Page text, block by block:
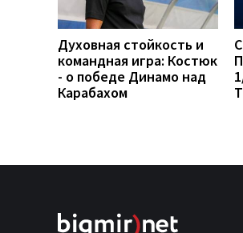
Духовная стойкость и
командная игра: Костюк
- о победе Динамо над
Карабахом